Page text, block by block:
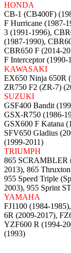
HONDA
CB-1 (CB400F)
F Hurricane (1987-
3 (1991-1996),
(1987-1990),
CBR650 F (2014-
F Interceptor
KAWASAKI
EX650 Ninja 650R
ZR750 F2 (ZR-7)
SUZUKI
GSF400 Bandit
GSX-R750 (1986-
GSX600 F Katana
SFV650 Gladius
(1999-2011)
TRIUMPH
865 SCRAMBLER
2013), 865
955 Speed Triple
2003), 955 Sprint
YAMAHA
FJ1100 (1984-
6R (2009-2017),
YZF600 R (1994-
(1993)